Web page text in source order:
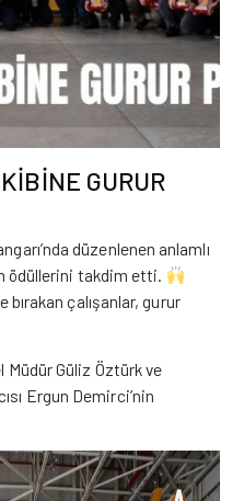
GURUR
düzenlenen anlamlı
ödüllerini takdim etti.
bırakan çalışanlar, gurur
Müdür Güliz Öztürk ve
Ergun Demirci’nin